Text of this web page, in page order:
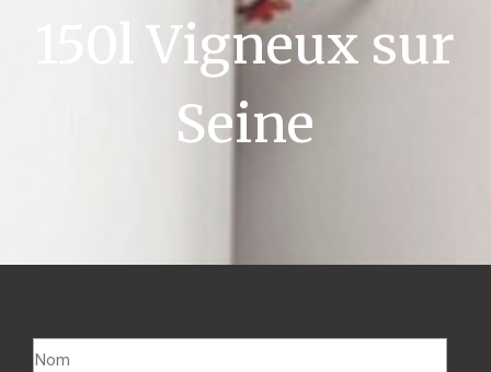
150l Vigneux sur
Seine